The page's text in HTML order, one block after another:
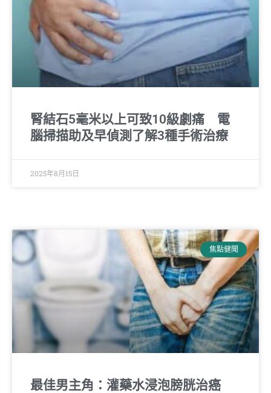
腎結石5毫米以上可致10級劇痛 電
腦掃描助及早偵測了解3種手術治療
2025年8月15日
焦點健聞
最佳男主角：灌藥水浸泡膀胱治癌